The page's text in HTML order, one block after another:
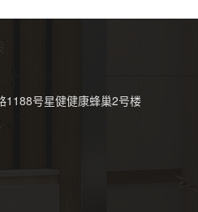
健康更为关注，家门口就能免费
老年人来说帮助太大了，希望社区
力公益活动本次义诊活动累计发
；免费测量血压150余人；接受咨
州星健积极参与平江新城“红心为
不仅消除民众的疾病隐患的同时
下来苏州星健将结合“养老文化
1188号星健健康蜂巢2号楼